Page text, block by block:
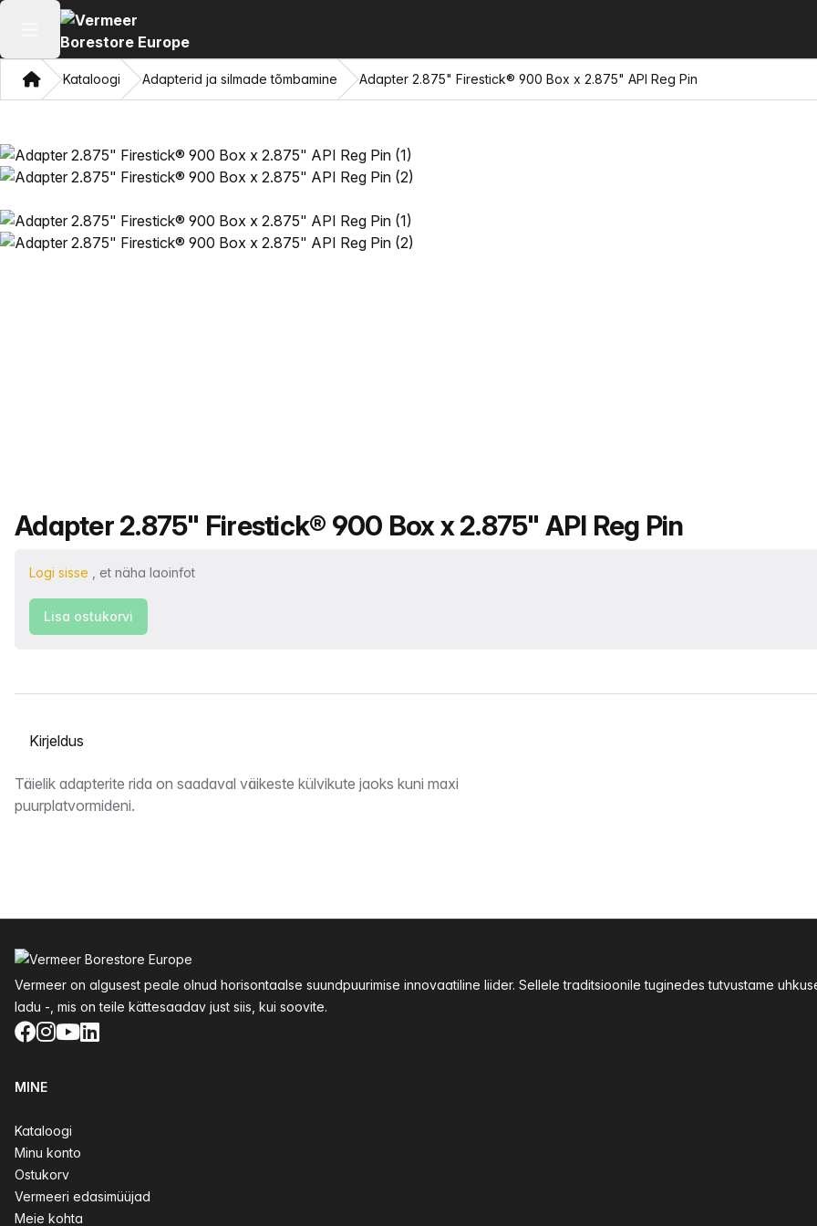
Ava peamenüü
KoduKataloogi Adapterid ja silmade tõmbamine Adapter 2.875" Firestick® 900 Box x 2.875" API Reg Pin
Toote nimi
Adapter 2.875" Firestick® 900 Box x 2.875" API Reg Pin
Logi sisse , et näha laoinfot
Lisa ostukorvi
Vahekaardi valimine
Kirjeldus
Täielik adapterite rida on saadaval väikeste külvikute jaoks kuni maxi
puurplatvormideni.
Vermeer on algusest peale olnud horisontaalse suundpuurimise innovaatiline liider. Sellele traditsioonile tuginedes tutvustame
ladu -, mis on teile kättesaadav just siis, kui soovite.
Facebook
Instagram
YouTube
LinkedIn
MINE
Kataloogi
Minu konto
Ostukorv
Vermeeri edasimüüjad
Meie kohta